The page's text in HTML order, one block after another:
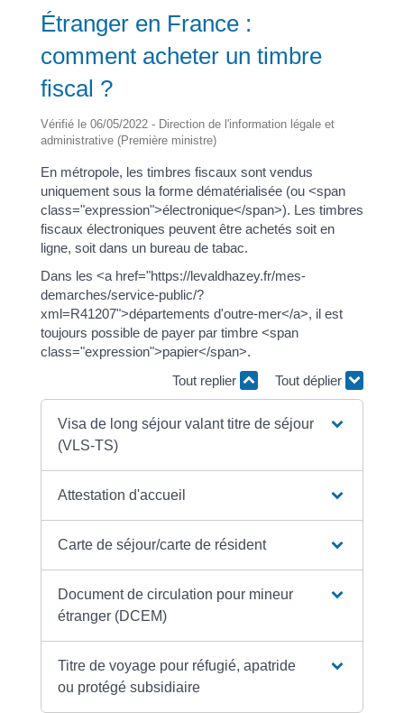
Étranger en France :
comment acheter un timbre
fiscal ?
Vérifié le 06/05/2022 - Direction de l'information légale et
administrative (Première ministre)
En métropole, les timbres fiscaux sont vendus
uniquement sous la forme dématérialisée (ou <span
class="expression">électronique</span>). Les timbres
fiscaux électroniques peuvent être achetés soit en
ligne, soit dans un bureau de tabac.
Dans les <a href="https://levaldhazey.fr/mes-
demarches/service-public/?
xml=R41207">départements d'outre-mer</a>, il est
toujours possible de payer par timbre <span
class="expression">papier</span>.
Tout replier
Tout déplier
Visa de long séjour valant titre de séjour
(VLS-TS)
Attestation d'accueil
Carte de séjour/carte de résident
Document de circulation pour mineur
étranger (DCEM)
Titre de voyage pour réfugié, apatride
ou protégé subsidiaire